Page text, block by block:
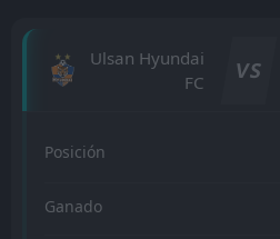
Ulsan Hyundai
FC
VS
Posición
Ganado